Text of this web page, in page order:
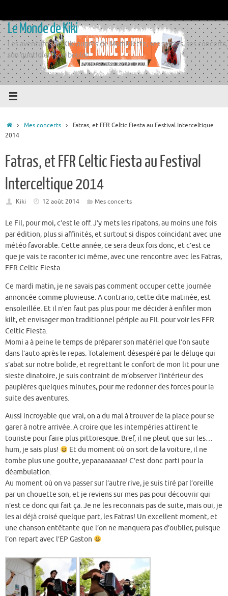
contenu
Le Monde de Kiki
Les aventures de Kiki auprès de Momiflette, ses sorties, ses concerts,
son quotidien, son boulot
Accueil
Mes concerts
Fatras, et FFR Celtic Fiesta au Festival Interceltique
2014
Fatras, et FFR Celtic Fiesta au Festival
Interceltique 2014
Kiki 12 août 2014 Mes concerts
Le Fil, pour moi, c’est le off. J’y mets les ripatons, au moins une fois
par édition, plus si affinités, et surtout si dispos coïncidant avec une
météo favorable. Cette année, ce sera deux fois donc, et c’est ce
que je vais te raconter ici même, avec une rencontre avec les Fatras,
FFR Celtic Fiesta.
Ce mardi matin, je ne savais pas comment occuper cette journée
annoncée comme pluvieuse. A contrario, cette dite matinée, est
ensoleillée. Et il n’en faut pas plus pour me décider à enfiler mon
kilt, et envisager mon traditionnel périple au FIL pour voir les FFR
Celtic Fiesta.
Momi a à peine le temps de préparer son matériel que l’on saute
dans l’auto après le repas. Totalement désespéré par le déluge qui
s’abat sur notre bolide, et regrettant le confort de mon lit pour une
sieste dinatoire, je suis contraint de m’observer l’intérieur des
paupières quelques minutes, pour me redonner des forces pour la
suite des aventures.
Aussi incroyable que vrai, on a du mal à trouver de la place pour se
garer à notre arrivée. A croire que les intempéries attirent le
touriste pour faire plus pittoresque. Bref, il ne pleut que sur les…
hum, je sais plus!
Et du moment où on sort de la voiture, il ne
tombe plus une goutte, yepaaaaaaaaa! C’est donc parti pour la
déambulation.
Au moment où on va passer sur l’autre rive, je suis tiré par l’oreille
par un chouette son, et je reviens sur mes pas pour découvrir qui
n’est ce donc qui fait ça. Je ne les reconnais pas de suite, mais oui, je
les ai déjà croisé quelque part, les Fatras! Un excellent moment, et
une chanson entêtante que l’on ne manquera pas d’oublier, puisque
l’on repart avec l’EP Gaston